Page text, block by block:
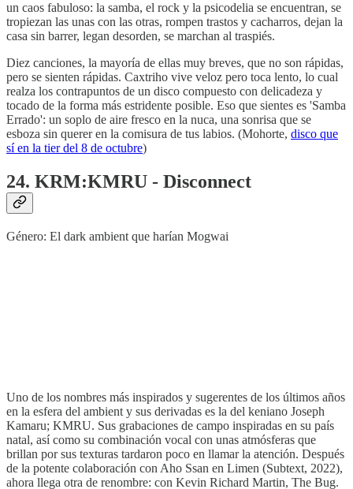
un caos fabuloso: la samba, el rock y la psicodelia se encuentran, se
tropiezan las unas con las otras, rompen trastos y cacharros, dejan la
casa sin barrer, legan desorden, se marchan al traspiés.
Diez canciones, la mayoría de ellas muy breves, que no son rápidas,
pero se sienten rápidas. Caxtriho vive veloz pero toca lento, lo cual
realza los contrapuntos de un disco compuesto con delicadeza y
tocado de la forma más estridente posible. Eso que sientes es 'Samba
Errado': un soplo de aire fresco en la nuca, una sonrisa que se
esboza sin querer en la comisura de tus labios. (Mohorte, disco que
sí en la tier del 8 de octubre)
24. KRM:KMRU - Disconnect
Género: El dark ambient que harían Mogwai
Uno de los nombres más inspirados y sugerentes de los últimos años
en la esfera del ambient y sus derivadas es la del keniano Joseph
Kamaru; KMRU. Sus grabaciones de campo inspiradas en su país
natal, así como su combinación vocal con unas atmósferas que
brillan por sus texturas tardaron poco en llamar la atención. Después
de la potente colaboración con Aho Ssan en Limen (Subtext, 2022),
ahora llega otra de renombre: con Kevin Richard Martin, The Bug.